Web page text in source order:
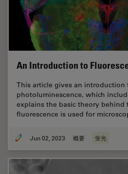
An Introduction to
This article gives an introduction
photoluminescence, which
explains the basic theory behind
fluorescence is used for
Jun 02, 2023 概要 蛍光